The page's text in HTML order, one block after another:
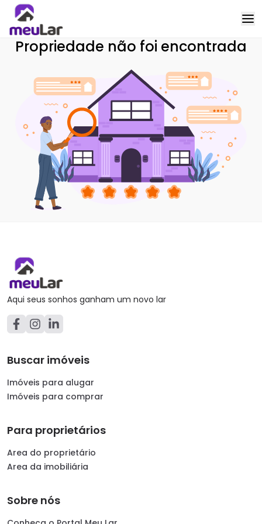
Propriedade não foi encontrada
Aqui seus sonhos ganham um novo lar
Buscar imóveis
Imóveis para alugar
Imóveis para comprar
Para proprietários
Area do proprietário
Area da imobiliária
Sobre nós